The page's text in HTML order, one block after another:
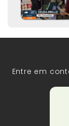
Entre em